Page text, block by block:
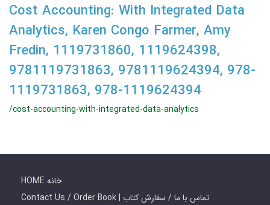
Cost Accounting: With Integrated Data
Analytics, Karen Congo Farmer, Amy
Fredin, 1119731860, 1119624398,
9781119731863, 9781119624394, 978-
1119731863, 978-1119624394
/cost-accounting-with-integrated-data-analytics
HOME خانه
Contact Us / Order Book | تماس با ما / سفارش کتاب